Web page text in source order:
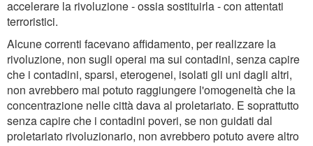
accelerare la rivoluzione - ossia sostituirla - con attentati
terroristici.
Alcune correnti facevano affidamento, per realizzare la
rivoluzione, non sugli operai ma sui contadini, senza capire
che i contadini, sparsi, eterogenei, isolati gli uni dagli altri,
non avrebbero mai potuto raggiungere l'omogeneità che la
concentrazione nelle città dava al proletariato. E soprattutto
senza capire che i contadini poveri, se non guidati dal
proletariato rivoluzionario, non avrebbero potuto avere altro